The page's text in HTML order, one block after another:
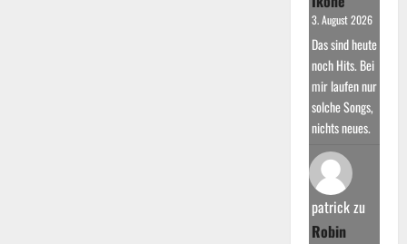
3. August 2026
Das sind heute
noch Hits. Bei
mir laufen nur
solche Songs,
nichts neues.
patrickzu
Robin